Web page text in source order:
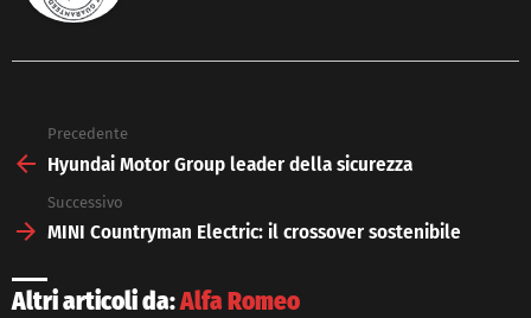
more
Precedente
Hyundai Motor Group leader della sicurezza
Successivo
MINI Countryman Electric: il crossover sostenibile
Altri articoli da:Alfa Romeo